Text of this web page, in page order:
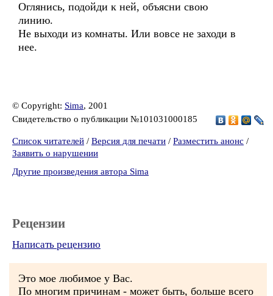
Оглянись, подойди к ней, объясни свою
линию.
Не выходи из комнаты. Или вовсе не заходи в
нее.
© Copyright: Sima, 2001
Свидетельство о публикации №101031000185
Список читателей / Версия для печати / Разместить анонс /
Заявить о нарушении
Другие произведения автора Sima
Рецензии
Написать рецензию
Это мое любимое у Вас.
По многим причинам - может быть, больше всего